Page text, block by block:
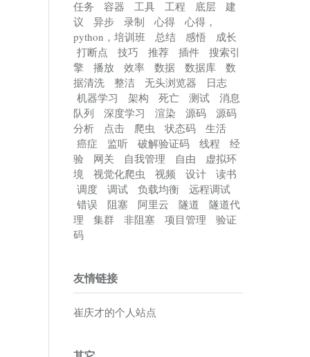
任务
容器 工具 工程 底层
建
议
异步 录制 心得
心得，
python，培训班
总结 感悟
成长
打断点
技巧 推荐 插件
搜索引
擎
播放 效率 数据 数据库
数
据清洗
整洁 无头浏览器
日志
机器学习
架构 死亡 测试
消息
队列
深度学习 渲染 源码
源码
分析
点击 爬虫 状态码
生活
癌症
监听 破解验证码 线程
经
验
网关 自我管理 自由
虚拟环
境
视觉化爬虫 视频 设计
读书
调度
调试 负载均衡
远程调试
错误
阻塞 阿里云 隧道
隧道代
理
集群 非阻塞 项目管理
验证
码
友情链接
崔庆才的个人站点